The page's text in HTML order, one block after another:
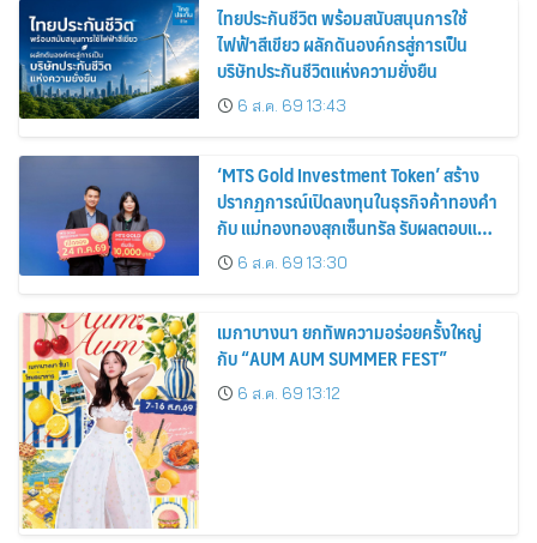
ไทยประกันชีวิต พร้อมสนับสนุนการใช้
ไฟฟ้าสีเขียว ผลักดันองค์กรสู่การเป็น
บริษัทประกันชีวิตแห่งความยั่งยืน
6 ส.ค. 69 13:43
‘MTS Gold Investment Token’ สร้าง
ปรากฏการณ์เปิดลงทุนในธุรกิจค้าทองคำ
กับ แม่ทองทองสุกเซ็นทรัล รับผลตอบแทน
คงที่ 3% ต่อปี
6 ส.ค. 69 13:30
เมกาบางนา ยกทัพความอร่อยครั้งใหญ่
กับ “AUM AUM SUMMER FEST”
6 ส.ค. 69 13:12